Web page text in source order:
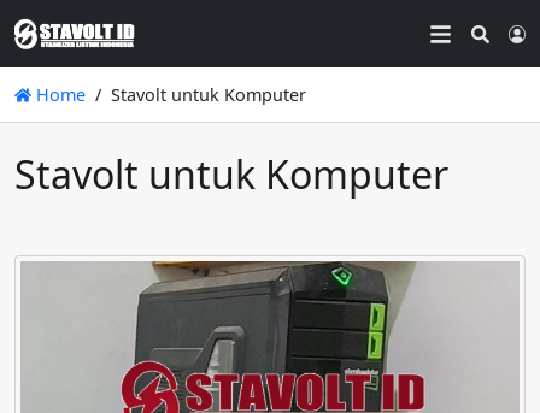
Home Stavolt untuk Komputer
Stavolt untuk Komputer